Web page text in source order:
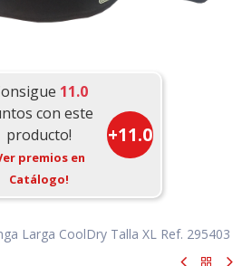
11.0
con este
producto!
premios en
Catálogo!
+11.0
Larga CoolDry Talla XL Ref. 295403